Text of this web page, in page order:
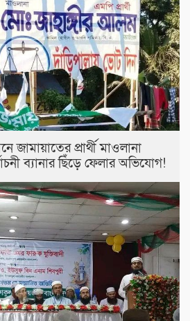
প্রার্থী মাওলানা
ব্যানার ছিঁড়ে ফেলার অভিযোগ!